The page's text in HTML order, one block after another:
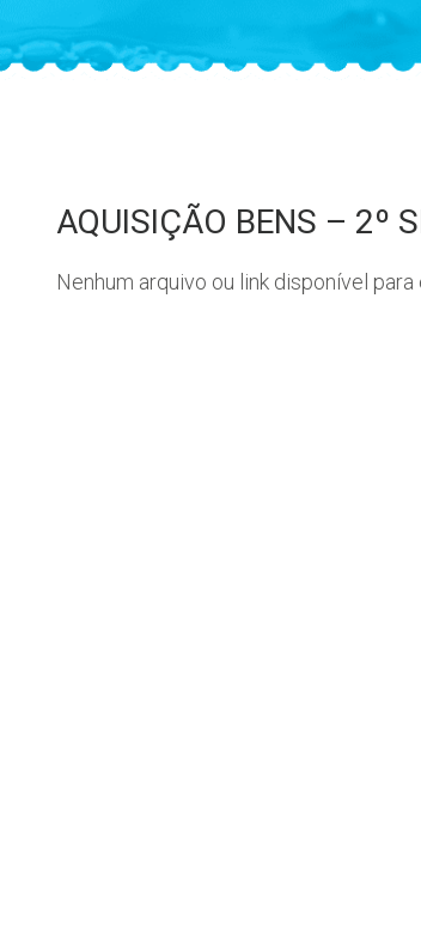
AQUISIÇÃO BENS – 2º
Nenhum arquivo ou link disponível para